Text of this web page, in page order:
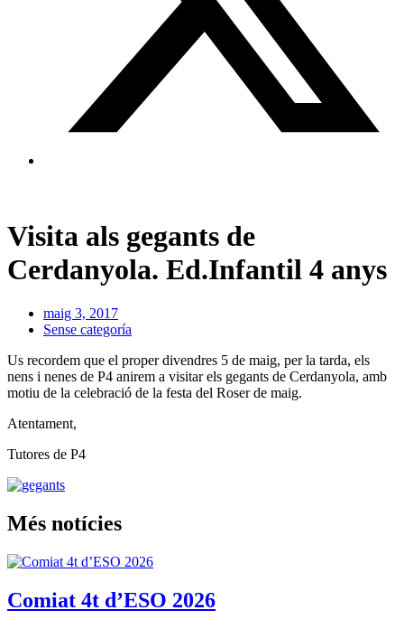
Visita als gegants de
Cerdanyola. Ed.Infantil 4 anys
maig 3, 2017
Sense categoría
Us recordem que el proper divendres 5 de maig, per la tarda, els
nens i nenes de P4 anirem a visitar els gegants de Cerdanyola, amb
motiu de la celebració de la festa del Roser de maig.
Atentament,
Tutores de P4
Més notícies
Comiat 4t d’ESO 2026